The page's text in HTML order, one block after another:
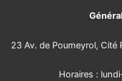
23 Av. de Poumeyrol,
Horaires :